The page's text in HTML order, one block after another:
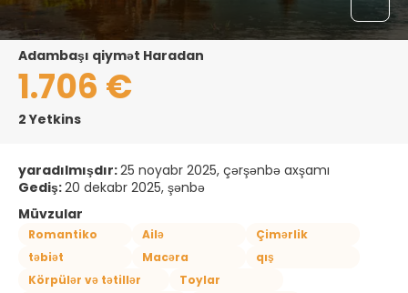
adambaşı qiymət Haradan
1.706 €
2 Yetkins
yaradılmışdır:25 noyabr 2025, çərşənbə axşamı
Gediş:20 dekabr 2025, şənbə
Müvzular
Romantiko Ailə
Çimərlik
təbiət
Macəra
qış
Körpülər və tətillər
Toylar